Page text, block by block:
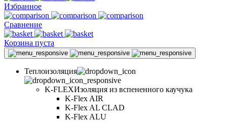
Избранное
Сравнение
Корзина пуста
Теплоизоляция
K-FLEXИзоляция из вспененного каучука
K-Flex AIR
K-Flex AL CLAD
K-Flex ALU